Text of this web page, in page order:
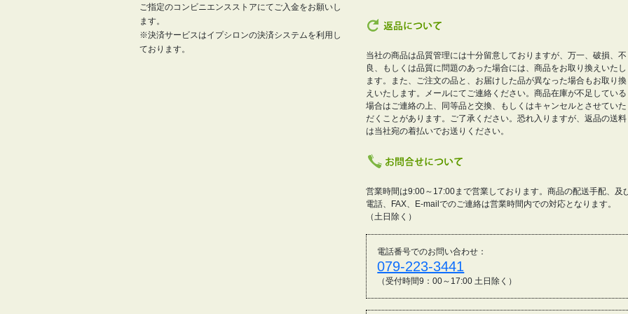
ご指定のコンビニエンスストアにてご入金をお願いし
ます。
※決済サービスはイプシロンの決済システムを利用し
ております。
当社の商品は品質管理には十分留意しておりますが、万一、破損、不
良、もしくは品質に問題のあった場合には、商品をお取り換えいたし
ます。また、ご注文の品と、お届けした品が異なった場合もお取り換
えいたします。メールにてご連絡ください。商品在庫が不足している
場合はご連絡の上、同等品と交換、もしくはキャンセルとさせていた
だくことがあります。ご了承ください。恐れ入りますが、返品の送料
は当社宛の着払いでお送りください。
営業時間は9:00～17:00まで営業しております。商品の配送手配、及
電話、FAX、E-mailでのご連絡は営業時間内での対応となります。
（土日除く）
電話番号でのお問い合わせ：
079-223-3441
（受付時間9：00～17:00 土日除く）